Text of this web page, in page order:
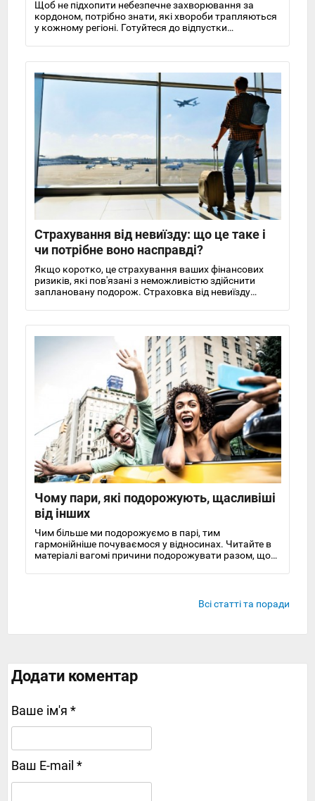
Щоб не підхопити небезпечне захворювання за
кордоном, потрібно знати, які хвороби трапляються
у кожному регіоні. Готуйтеся до відпустки
Страхування від невиїзду: що це таке і
чи потрібне воно насправді?
Якщо коротко, це страхування ваших фінансових
ризиків, які пов'язані з неможливістю здійснити
заплановану подорож. Страховка від невиїзду
Чому пари, які подорожують, щасливіші
від інших
Чим більше ми подорожуємо в парі, тим
гармонійніше почуваємося у відносинах. Читайте в
матеріалі вагомі причини подорожувати разом, щоб
Всі статті та поради
Додати коментар
Ваше ім'я *
Ваш E-mail *